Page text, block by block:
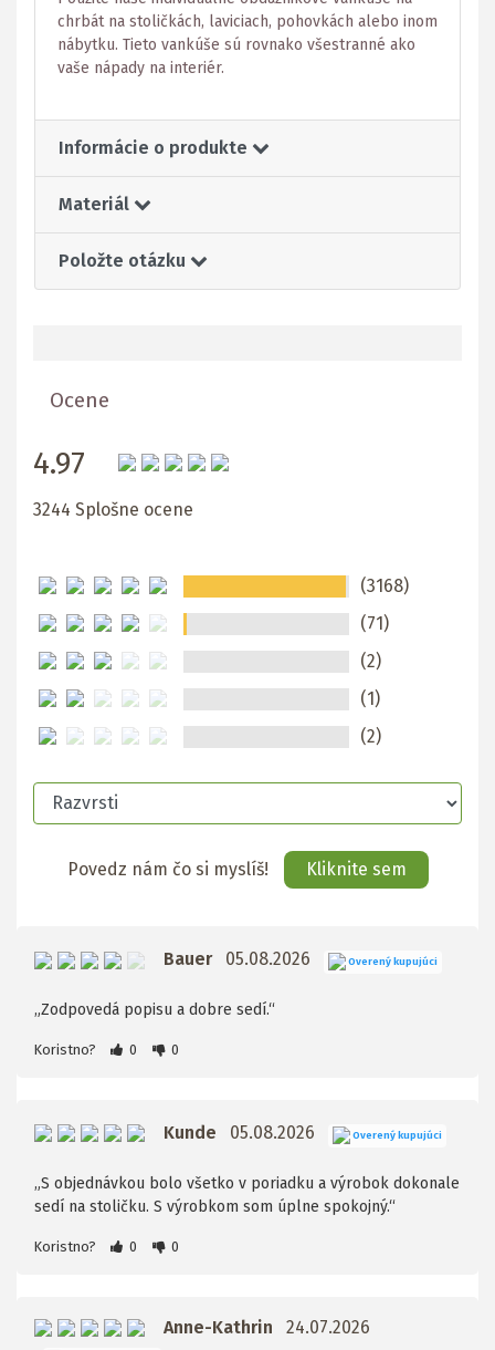
chrbát na stoličkách, laviciach, pohovkách alebo inom
nábytku. Tieto vankúše sú rovnako všestranné ako
vaše nápady na interiér.
Informácie o produkte
Materiál
Položte otázku
Ocene
4.97
3244 Splošne ocene
(3168)
(71)
(2)
(1)
(2)
Povedz nám čo si myslíš! Kliknite sem
Bauer 05.08.2026 Overený kupujúci
„Zodpovedá popisu a dobre sedí.“
Koristno? 0 0
Kunde 05.08.2026 Overený kupujúci
„S objednávkou bolo všetko v poriadku a výrobok dokonale
sedí na stoličku. S výrobkom som úplne spokojný.“
Koristno? 0 0
Anne-Kathrin 24.07.2026